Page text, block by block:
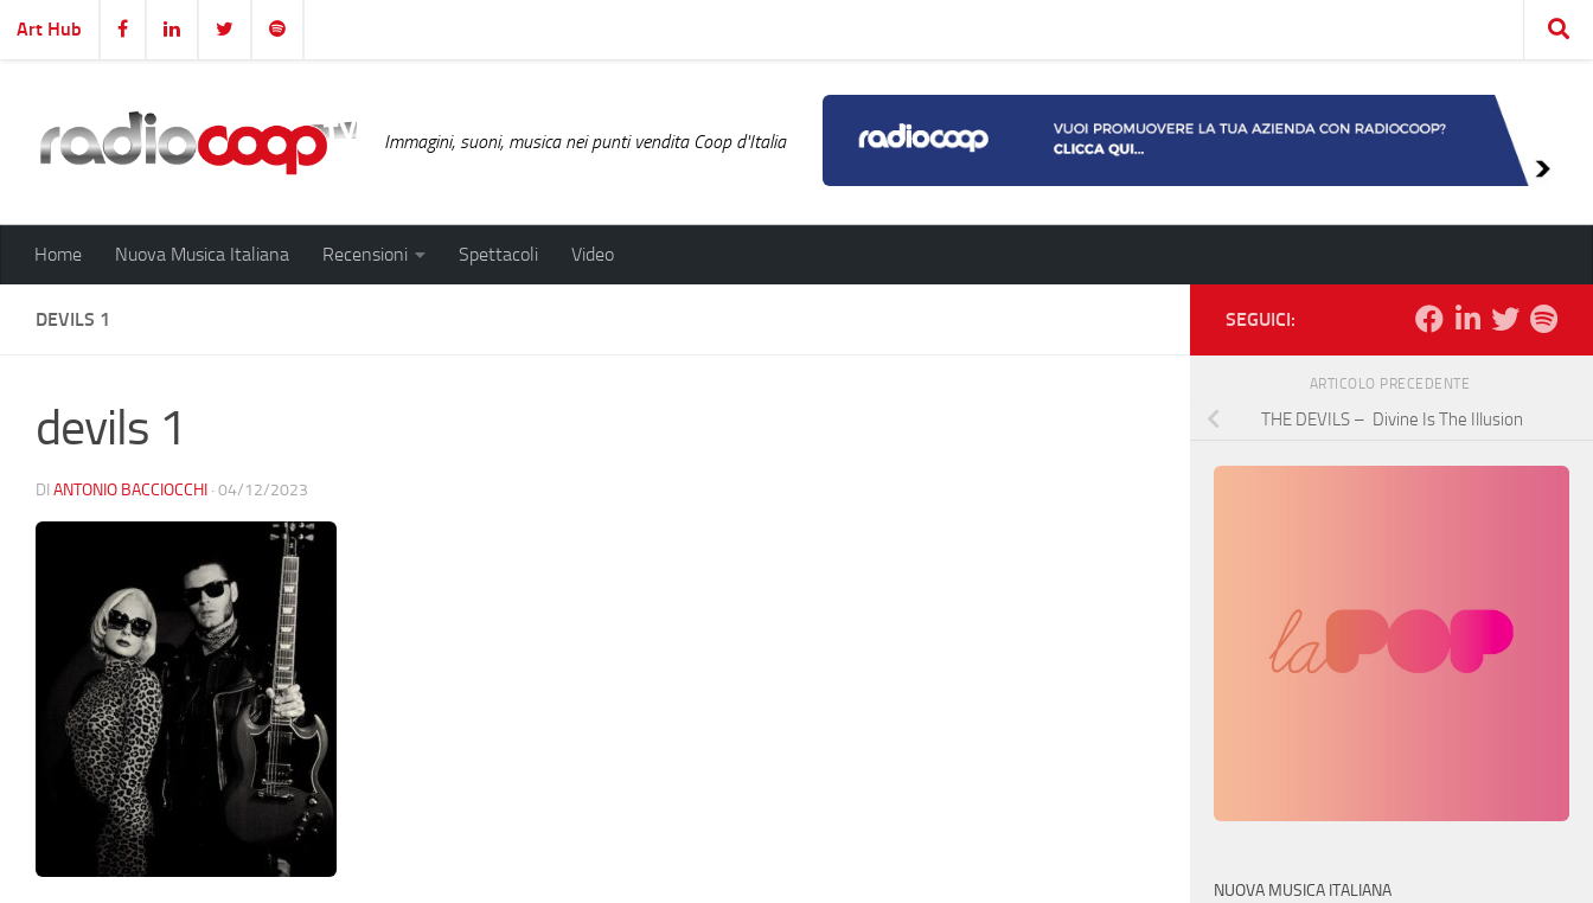
Salta al contenuto
Art Hub
Immagini, suoni, musica nei punti vendita Coop d'Italia
Home Nuova Musica Italiana Recensioni Spettacoli Video
DEVILS 1
devils 1
DI ANTONIO BACCIOCCHI · 04/12/2023
SEGUICI:
ARTICOLO PRECEDENTE
THE DEVILS – Divine Is The Illusion
NUOVA MUSICA ITALIANA